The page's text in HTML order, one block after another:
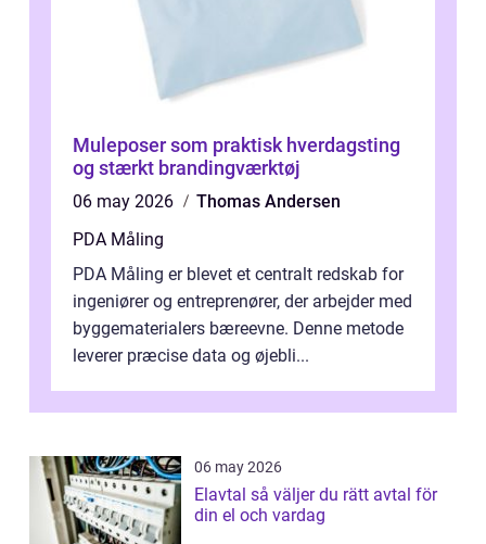
Muleposer som praktisk hverdagsting
og stærkt brandingværktøj
06 may 2026
Thomas Andersen
PDA Måling
PDA Måling er blevet et centralt redskab for
ingeniører og entreprenører, der arbejder med
byggematerialers bæreevne. Denne metode
leverer præcise data og øjebli...
06 may 2026
Elavtal så väljer du rätt avtal för
din el och vardag